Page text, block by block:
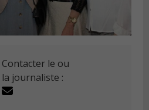
Contacter le ou
la journaliste :